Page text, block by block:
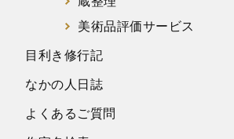
美術品評価サービス
目利き修行記
なかの人日誌
よくあるご質問